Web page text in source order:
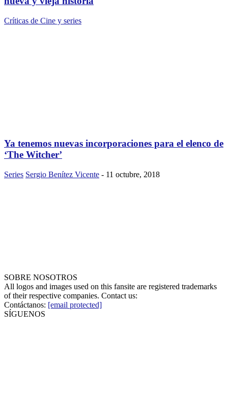
Críticas de Cine y series
Ya tenemos nuevas incorporaciones para el elenco de
‘The Witcher’
Series Sergio Benítez Vicente - 11 octubre, 2018
SOBRE NOSOTROS
All logos and images used on this fansite are registered trademarks
of their respective companies. Contact us:
Contáctanos: [email protected]
SÍGUENOS